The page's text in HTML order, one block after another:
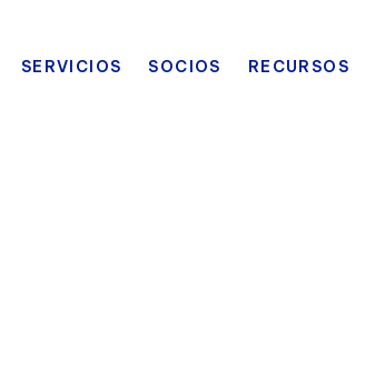
SERVICIOS SOCIOS RECURSOS